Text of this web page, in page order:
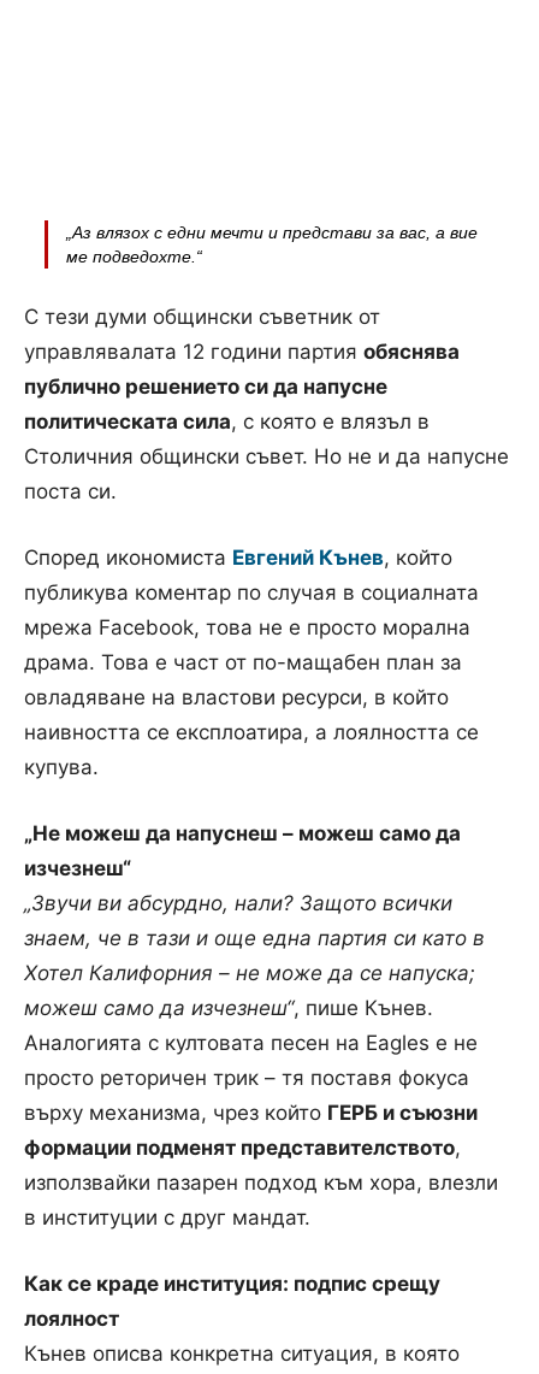
„Аз влязох с едни мечти и представи за вас, а вие
ме подведохте.“
С тези думи общински съветник от
управлявалата 12 години партия обяснява
публично решението си да напусне
политическата сила, с която е влязъл в
Столичния общински съвет. Но не и да напусне
поста си.
Според икономиста Евгений Кънев, който
публикува коментар по случая в социалната
мрежа Facebook, това не е просто морална
драма. Това е част от по-мащабен план за
овладяване на властови ресурси, в който
наивността се експлоатира, а лоялността се
купува.
„Не можеш да напуснеш – можеш само да
изчезнеш“
„Звучи ви абсурдно, нали? Защото всички
знаем, че в тази и още една партия си като в
Хотел Калифорния – не може да се напуска;
можеш само да изчезнеш“, пише Кънев.
Аналогията с култовата песен на Eagles е не
просто реторичен трик – тя поставя фокуса
върху механизма, чрез който ГЕРБ и съюзни
формации подменят представителството,
използвайки пазарен подход към хора, влезли
в институции с друг мандат.
Как се краде институция: подпис срещу
лоялност
Кънев описва конкретна ситуация, в която